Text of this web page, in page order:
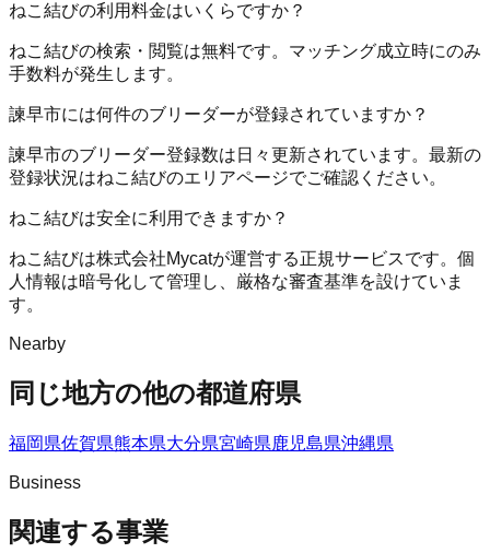
ねこ結びの利用料金はいくらですか？
ねこ結びの検索・閲覧は無料です。マッチング成立時にのみ
手数料が発生します。
諫早市には何件のブリーダーが登録されていますか？
諫早市のブリーダー登録数は日々更新されています。最新の
登録状況はねこ結びのエリアページでご確認ください。
ねこ結びは安全に利用できますか？
ねこ結びは株式会社Mycatが運営する正規サービスです。個
人情報は暗号化して管理し、厳格な審査基準を設けていま
す。
Nearby
同じ地方の他の都道府県
福岡県佐賀県熊本県大分県宮崎県鹿児島県沖縄県
Business
関連する事業